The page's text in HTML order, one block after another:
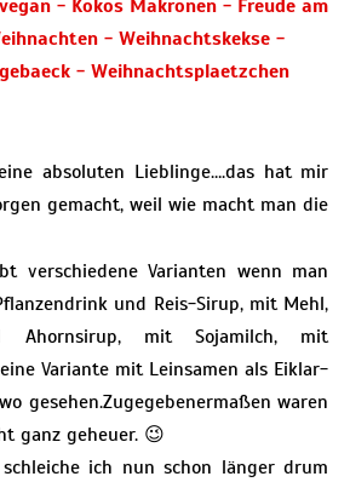
absoluten Lieblinge….das hat mir
gemacht, weil wie macht man die
verschiedene Varianten wenn man
und Reis-Sirup, mit Mehl,
Ahornsirup, mit Sojamilch, mit
Variante mit Leinsamen als Eiklar-
gesehen.Zugegebenermaßen waren
ganz geheuer. 😉
ich nun schon länger drum